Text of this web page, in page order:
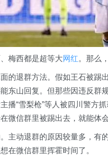
梅西都是超等大网红。那么，
的退群方法。假如王石被踢
东山回复。但那些因违反群
播“雪梨枪”等人被四川警方
微信群里被踢出去，就能体
主动退群的原因较量多，有
在微信群里挥霍时间了。